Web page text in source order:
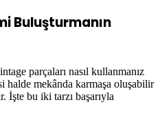
Buluşturmanın
parçaları nasıl kullanmanız
mekânda karmaşa oluşabilir
İşte bu iki tarzı başarıyla